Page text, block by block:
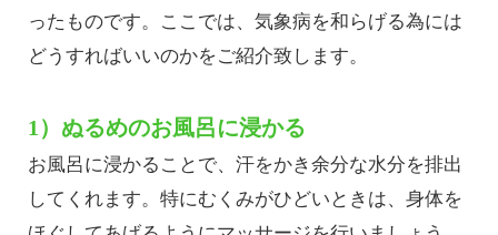
ったものです。ここでは、気象病を和らげる為には
どうすればいいのかをご紹介致します。
1）ぬるめのお風呂に浸かる
お風呂に浸かることで、汗をかき余分な水分を排出
してくれます。特にむくみがひどいときは、身体を